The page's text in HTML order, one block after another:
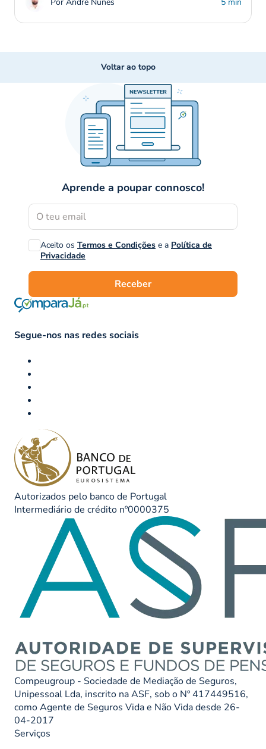
Voltar ao topo
Aprende a poupar connosco!
Aceito os Termos e Condições e a Política de
Privacidade
Receber
Segue-nos nas redes sociais
Autorizados pelo banco de Portugal
Intermediário de crédito nº0000375
Compeugroup - Sociedade de Mediação de Seguros,
Unipessoal Lda, inscrito na ASF, sob o Nº 417449516,
como Agente de Seguros Vida e Não Vida desde 26-
04-2017
Serviços